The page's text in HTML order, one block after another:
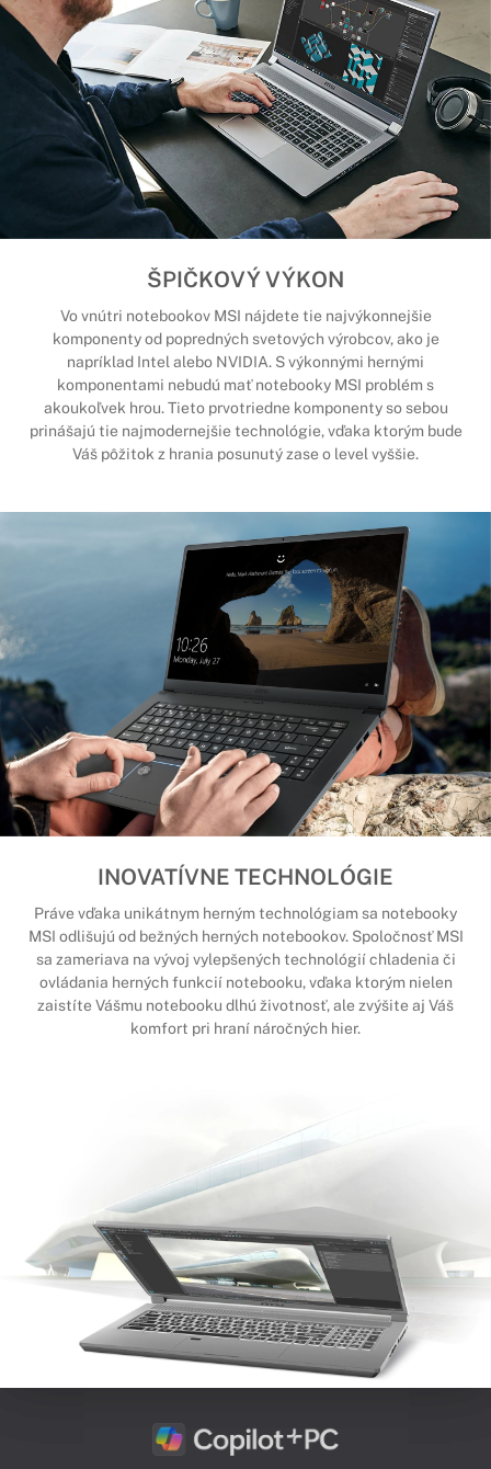
ŠPIČKOVÝ VÝKON
Vo vnútri notebookov MSI nájdete tie najvýkonnejšie
komponenty od popredných svetových výrobcov, ako je
napríklad Intel alebo NVIDIA. S výkonnými hernými
komponentami nebudú mať notebooky MSI problém s
akoukoľvek hrou. Tieto prvotriedne komponenty so sebou
prinášajú tie najmodernejšie technológie, vďaka ktorým bude
Váš pôžitok z hrania posunutý zase o level vyššie.
INOVATÍVNE TECHNOLÓGIE
Práve vďaka unikátnym herným technológiam sa notebooky
MSI odlišujú od bežných herných notebookov. Spoločnosť MSI
sa zameriava na vývoj vylepšených technológií chladenia či
ovládania herných funkcií notebooku, vďaka ktorým nielen
zaistíte Vášmu notebooku dlhú životnosť, ale zvýšite aj Váš
komfort pri hraní náročných hier.